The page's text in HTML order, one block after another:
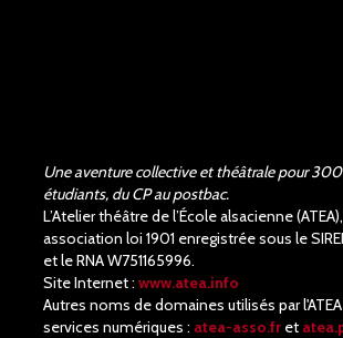
Une aventure collective et théâtrale pour
étudiants, du CP au postbac.
L’Atelier théâtre de l’École alsacienne
association loi 1901 enregistrée sous le
et le RNA W751165996.
Site Internet : www.atea.info
Autres noms de domaines utilisés par
services numériques : atea-asso.fr et